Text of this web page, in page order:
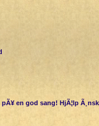
en god sang! HjÃ¦lp